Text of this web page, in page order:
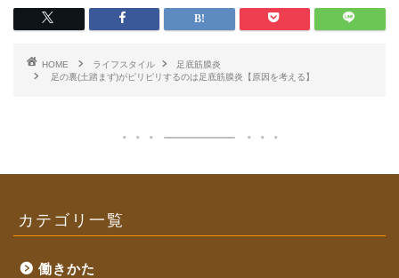
HOME ライフスタイル
足底筋膜炎
足の裏(土踏まず)がピリピリするのは足底筋膜炎【原因を考える】
カテゴリ一覧
働きかた